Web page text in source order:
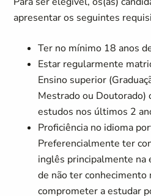
apresentar os seguintes
Ter no mínimo 18 anos
Estar regularmente
Ensino superior
Mestrado ou Doutorado)
estudos nos últimos 2
Proficiência no idioma
Preferencialmente ter
inglês principalmente na
de não ter conhecimento
comprometer a estudar